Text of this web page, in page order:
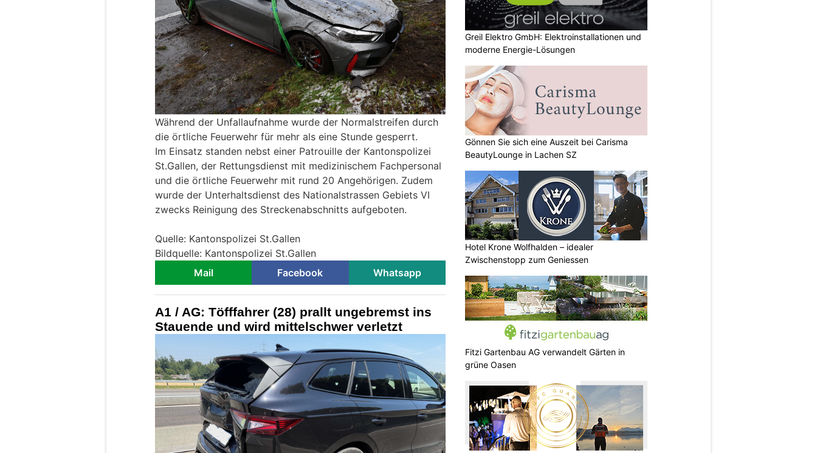
Während der Unfallaufnahme wurde der Normalstreifen durch
die örtliche Feuerwehr für mehr als eine Stunde gesperrt.
Im Einsatz standen nebst einer Patrouille der Kantonspolizei
St.Gallen, der Rettungsdienst mit medizinischem Fachpersonal
und die örtliche Feuerwehr mit rund 20 Angehörigen. Zudem
wurde der Unterhaltsdienst des Nationalstrassen Gebiets VI
zwecks Reinigung des Streckenabschnitts aufgeboten.
Quelle: Kantonspolizei St.Gallen
Bildquelle: Kantonspolizei St.Gallen
Mail
Facebook Whatsapp
A1 / AG: Töfffahrer (28) prallt ungebremst ins
Stauende und wird mittelschwer verletzt
Greil Elektro GmbH: Elektroinstallationen und
moderne Energie-Lösungen
Gönnen Sie sich eine Auszeit bei Carisma
BeautyLounge in Lachen SZ
Hotel Krone Wolfhalden – idealer
Zwischenstopp zum Geniessen
Fitzi Gartenbau AG verwandelt Gärten in
grüne Oasen